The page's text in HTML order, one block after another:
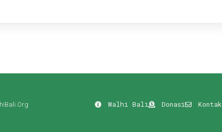
Walhi Bali Donasi Kontak